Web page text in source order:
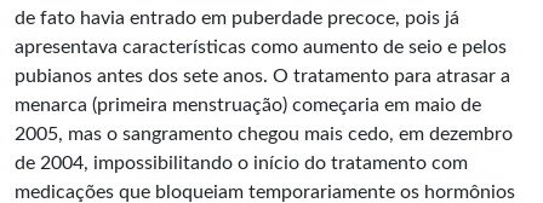
de fato havia entrado em puberdade precoce, pois já
apresentava características como aumento de seio e pelos
pubianos antes dos sete anos. O tratamento para atrasar a
menarca (primeira menstruação) começaria em maio de
2005, mas o sangramento chegou mais cedo, em dezembro
de 2004, impossibilitando o início do tratamento com
medicações que bloqueiam temporariamente os hormônios